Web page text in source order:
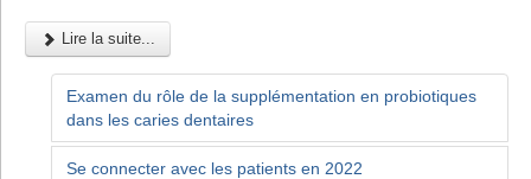
Lire la suite...
Examen du rôle de la supplémentation en probiotiques
dans les caries dentaires
Se connecter avec les patients en 2022